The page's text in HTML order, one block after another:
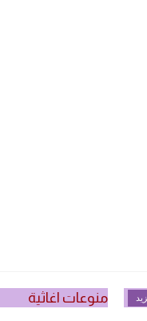
منوعات اغاثية